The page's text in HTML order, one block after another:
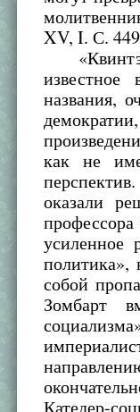
XV, I. С.
названия,
как не
оказали
усиленное
политика»,
собой
Зомбарт
Катедер-